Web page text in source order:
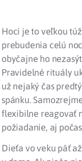
Hoci je to veľkou
prebudenia celú
obyčajne ho
Pravidelné rituály
už nejaký čas
spánku.
flexibilne reagovať
požiadanie, aj
Dieťa vo veku päť